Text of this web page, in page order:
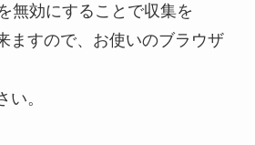
無効にすることで収集を
ますので、お使いのブラウザ
。